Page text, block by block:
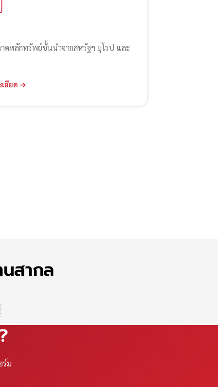
ดหลักทรัพย์ชั้นนำจากสหรัฐฯ ยุโรป และ
เอียด →
สากล
ร์ม